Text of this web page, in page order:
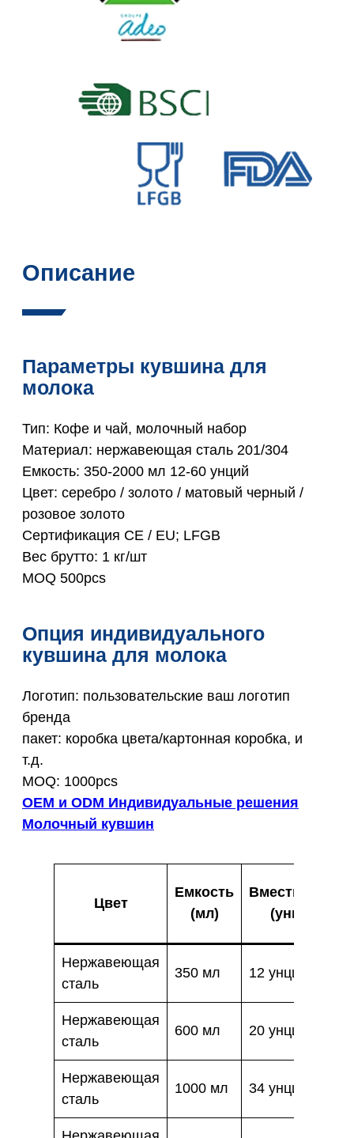
Описание
Параметры кувшина для
молока
Тип: Кофе и чай, молочный набор
Материал: нержавеющая сталь 201/304
Емкость: 350-2000 мл 12-60 унций
Цвет: серебро / золото / матовый черный /
розовое золото
Сертификация CE / EU; LFGB
Вес брутто: 1 кг/шт
MOQ 500pcs
Опция индивидуального
кувшина для молока
Логотип: пользовательские ваш логотип
бренда
пакет: коробка цвета/картонная коробка, и
т.д.
MOQ: 1000pcs
OEM и ODM Индивидуальные решения
Молочный кувшин
Цвет
Емкость
(мл)
Вместимость
(унция)
Нержавеющая
сталь
350 мл 12 унций
Нержавеющая
сталь
600 мл 20 унций
Нержавеющая
сталь
1000 мл 34 унции